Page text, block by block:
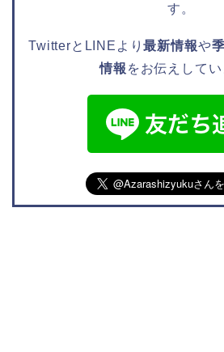
す。
TwitterとLINEより最新情報や
情報 をお伝えしてい